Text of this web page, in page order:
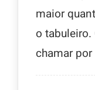
maior
o tabuleiro.
chamar